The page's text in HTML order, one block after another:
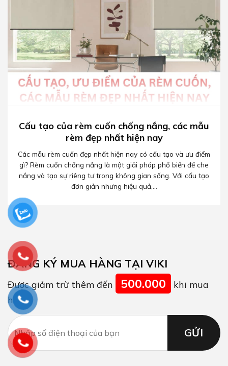
Cấu tạo của rèm cuốn chống nắng, các mẫu
rèm đẹp nhất hiện nay
Các mẫu rèm cuốn đẹp nhất hiện nay có cấu tạo và ưu điểm
gì? Rèm cuốn chống nắng là một giải pháp phổ biến để che
nắng và tạo sự riêng tư trong không gian sống. Với cấu tạo
đơn giản nhưng hiệu quả,...
ĐĂNG KÝ MUA HÀNG TẠI VIKI
Được giảm trừ thêm đến 500.000
khi mua
hàng